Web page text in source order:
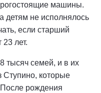
машины.
детям не исполнялось
если старший
23 лет.
тысяч семей, и в их
Ступино, которые
рождения